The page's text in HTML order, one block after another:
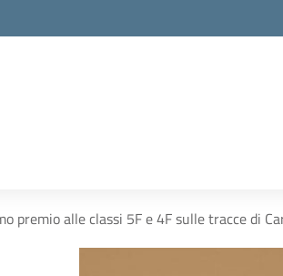
premio alle classi 5F e 4F sulle tracce di